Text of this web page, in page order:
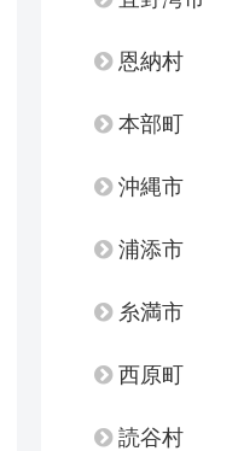
恩納村
本部町
沖縄市
浦添市
糸満市
西原町
読谷村